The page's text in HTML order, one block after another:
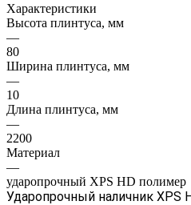
Характеристики
Высота плинтуса, мм
—
80
Ширина плинтуса, мм
—
10
Длина плинтуса, мм
—
2200
Материал
—
ударопрочный XPS HD полимер
Ударопрочный наличник XPS